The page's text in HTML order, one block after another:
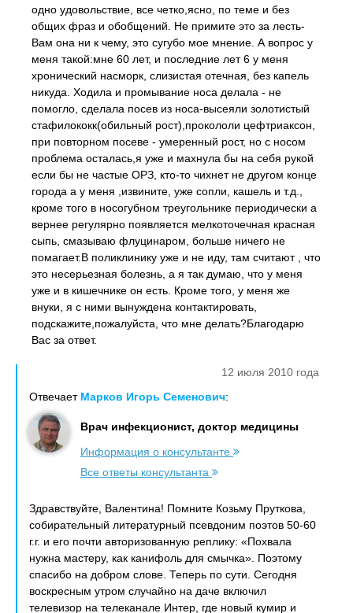
одно удовольствие, все четко,ясно, по теме и без
общих фраз и обобщений. Не примите это за лесть-
Вам она ни к чему, это сугубо мое мнение. А вопрос у
меня такой:мне 60 лет, и последние лет 6 у меня
хронический насморк, слизистая отечная, без капель
никуда. Ходила и промывание носа делала - не
помогло, сделала посев из носа-высеяли золотистый
стафилококк(обильный рост),прокололи цефтриаксон,
при повторном посеве - умеренный рост, но с носом
проблема осталась,я уже и махнула бы на себя рукой
если бы не частые ОРЗ, кто-то чихнет не другом конце
города а у меня ,извините, уже сопли, кашель и т.д.,
кроме того в носогубном треугольнике периодически а
вернее регулярно появляется мелкоточечная красная
сыпь, смазываю флуцинаром, больше ничего не
помагает.В поликлинику уже и не иду, там считают , что
это несерьезная болезнь, а я так думаю, что у меня
уже и в кишечнике он есть. Кроме того, у меня же
внуки, я с ними вынуждена контактировать,
подскажите,пожалуйста, что мне делать?Благодарю
Вас за ответ.
12 июля 2010 года
Отвечает Марков Игорь Семенович:
Врач инфекционист, доктор медицины
Информация о консультанте
Все ответы консультанта
Здравствуйте, Валентина! Помните Козьму Пруткова,
собирательный литературный псевдоним поэтов 50-60
г.г. и его почти авторизованную реплику: «Похвала
нужна мастеру, как канифоль для смычка». Поэтому
спасибо на добром слове. Теперь по сути. Сегодня
воскресным утром случайно на даче включил
телевизор на телеканале Интер, где новый кумир и